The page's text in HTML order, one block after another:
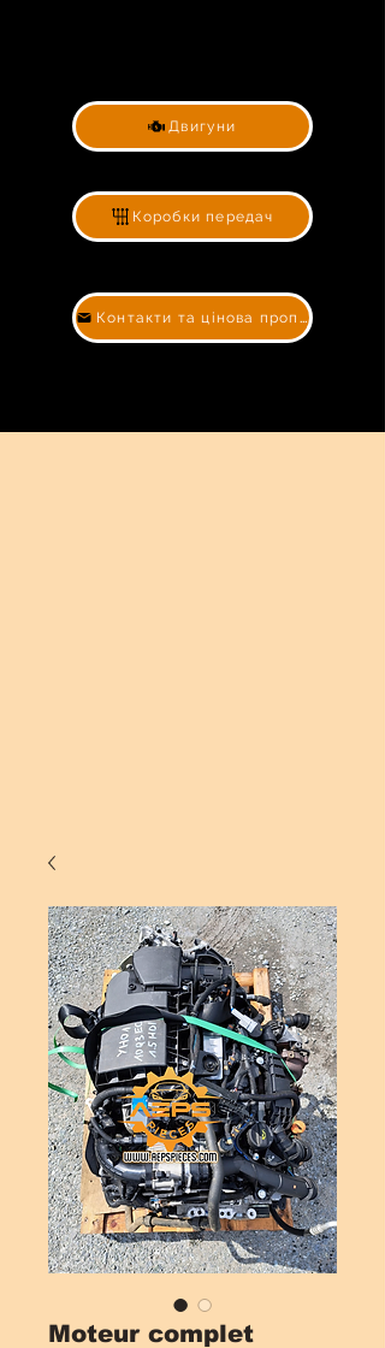
Двигуни
Коробки передач
Контакти та цінова пропозиція
Moteur complet